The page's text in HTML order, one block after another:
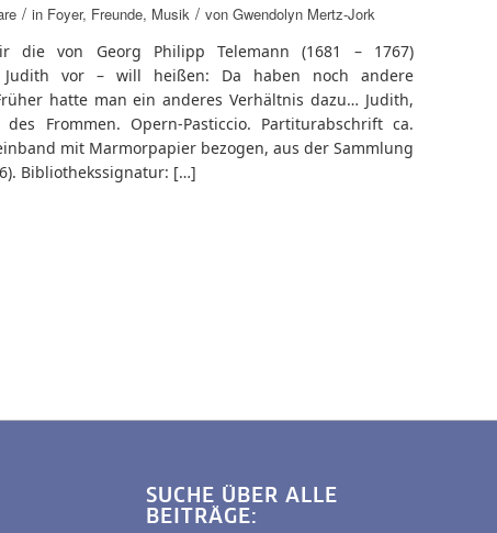
/ in Foyer, Freunde, Musik / von Gwendolyn Mertz-Jork
die von Georg Philipp Telemann (1681 – 1767)
Judith vor – will heißen: Da haben noch andere
hatte man ein anderes Verhältnis dazu… Judith,
Frommen. Opern-Pasticcio. Partiturabschrift ca.
mit Marmorpapier bezogen, aus der Sammlung
Bibliothekssignatur: […]
SUCHE ÜBER ALLE
BEITRÄGE: